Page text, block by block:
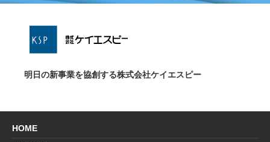
明日の新事業を協創する株式会社ケイエスピー
HOME